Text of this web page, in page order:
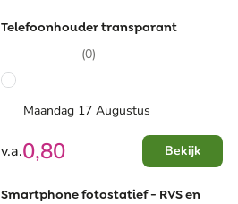
Telefoonhouder transparant
(0)
Maandag 17 Augustus
v.a.0,80 Bekijk
Smartphone fotostatief - RVS en